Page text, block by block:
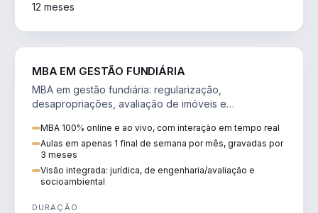
12 meses
MBA EM GESTÃO FUNDIÁRIA
MBA em gestão fundiária: regularização,
desapropriações, avaliação de imóveis e
MBA 100% online e ao vivo, com interação em tempo real
Aulas em apenas 1 final de semana por mês, gravadas por
3 meses
Visão integrada: jurídica, de engenharia/avaliação e
socioambiental
DURAÇÃO